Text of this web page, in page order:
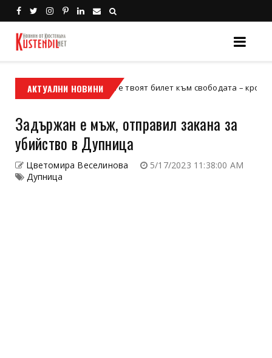
АКТУАЛНИ НОВИНИ
мотор Кой е твоят билет към свободата – кросовият
Задържан е мъж, отправил закана за
убийство в Дупница
Цветомира Веселинова
5/17/2023 11:38:00 AM
Дупница